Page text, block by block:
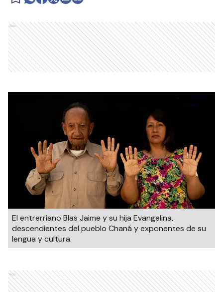
Ads
El entrerriano Blas Jaime y su hija Evangelina,
descendientes del pueblo Chaná y exponentes de su
lengua y cultura.
Ads